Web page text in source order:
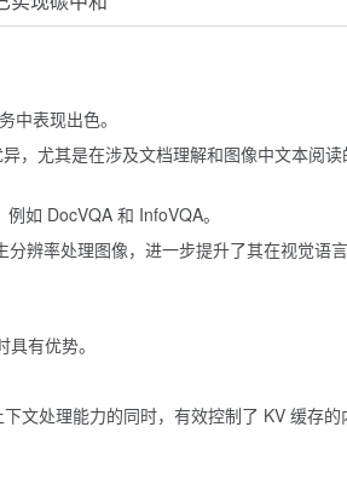
中表现出色。
，尤其是在涉及文档理解和图像中文本阅读
如 DocVQA 和 InfoVQA。
辨率处理图像，进一步提升了其在视觉语
有优势。
文处理能力的同时，有效控制了 KV 缓存的